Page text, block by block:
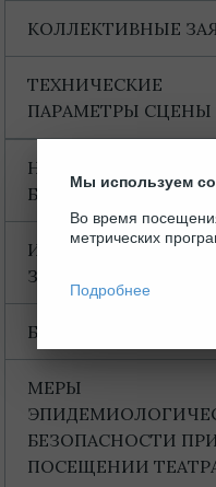
КОЛЛЕКТИВНЫЕ
ТЕХНИЧЕСКИЕ
ПАРАМЕТРЫ СЦЕНЫ
НАГРАДЫ И
БЛАГОДАРНОСТИ
ИНФОРМАЦИЯ ДЛЯ
ЗРИТЕЛЕЙ
БАХТИНСКИЙ ДОМ
МЕРЫ
БЕЗОПАСНОСТИ
ПОСЕЩЕНИИ
Мы используем
Во время
метрических
Подробнее